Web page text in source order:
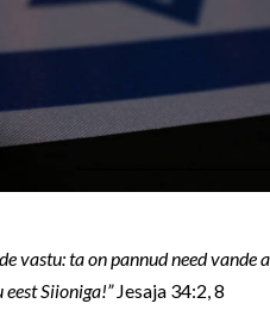
vastu: ta on pannud need vande
Siioniga!”Jesaja 34:2, 8